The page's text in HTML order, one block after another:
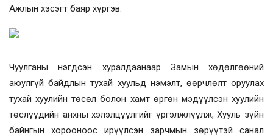
Ажлын хэсэгт баяр хүргэв.
Чуулганы нэгдсэн хуралдаанаар Замын хөдөлгөөний
аюулгүй байдлын тухай хуульд нэмэлт, өөрчлөлт оруулах
тухай хуулийн төсөл болон хамт өргөн мэдүүлсэн хуулийн
төслүүдийн анхны хэлэлцүүлгийг үргэлжлүүлж, Хууль зүйн
байнгын хорооноос ирүүлсэн зарчмын зөрүүтэй санал